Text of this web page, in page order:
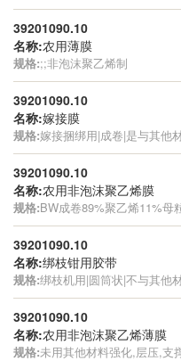
39201090.10
名称:农用薄膜
规格:;;非泡沫聚乙烯制
39201090.10
名称:嫁接膜
规格:嫁接捆绑用|成卷|是与其他
39201090.10
名称:农用非泡沫聚乙烯膜
规格:BW成卷89%聚乙烯11%母
39201090.10
名称:绑枝钳用胶带
规格:绑枝机用|圆筒状|不与其他
39201090.10
名称:农用非泡沫聚乙烯薄膜
规格:未用其他材料强化,层压,支